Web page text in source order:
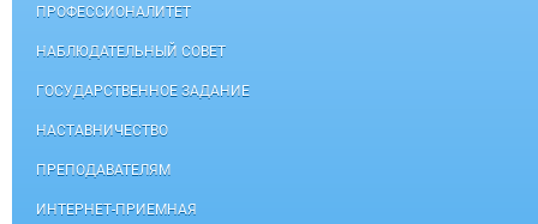
ПРОФЕССИОНАЛИТЕТ
НАБЛЮДАТЕЛЬНЫЙ СОВЕТ
ГОСУДАРСТВЕННОЕ ЗАДАНИЕ
НАСТАВНИЧЕСТВО
ПРЕПОДАВАТЕЛЯМ
ИНТЕРНЕТ-ПРИЕМНАЯ